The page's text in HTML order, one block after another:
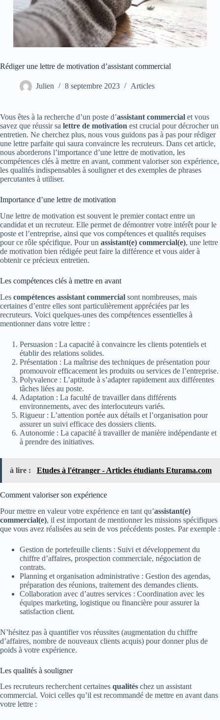
Rédiger une lettre de motivation d’assistant commercial
Julien 8 septembre 2023 Articles
Vous êtes à la recherche d’un poste d’assistant commercial et vous
savez que réussir sa lettre de motivation est crucial pour décrocher un
entretien. Ne cherchez plus, nous vous guidons pas à pas pour rédiger
une lettre parfaite qui saura convaincre les recruteurs. Dans cet article,
nous aborderons l’importance d’une lettre de motivation, les
compétences clés à mettre en avant, comment valoriser son expérience,
les qualités indispensables à souligner et des exemples de phrases
percutantes à utiliser.
Importance d’une lettre de motivation
Une lettre de motivation est souvent le premier contact entre un
candidat et un recruteur. Elle permet de démontrer votre intérêt pour le
poste et l’entreprise, ainsi que vos compétences et qualités requises
pour ce rôle spécifique. Pour un assistant(e) commercial(e), une lettre
de motivation bien rédigée peut faire la différence et vous aider à
obtenir ce précieux entretien.
Les compétences clés à mettre en avant
Les compétences assistant commercial sont nombreuses, mais
certaines d’entre elles sont particulièrement appréciées par les
recruteurs. Voici quelques-unes des compétences essentielles à
mentionner dans votre lettre :
Persuasion : La capacité à convaincre les clients potentiels et
établir des relations solides.
Présentation : La maîtrise des techniques de présentation pour
promouvoir efficacement les produits ou services de l’entreprise.
Polyvalence : L’aptitude à s’adapter rapidement aux différentes
tâches liées au poste.
Adaptation : La faculté de travailler dans différents
environnements, avec des interlocuteurs variés.
Rigueur : L’attention portée aux détails et l’organisation pour
assurer un suivi efficace des dossiers clients.
Autonomie : La capacité à travailler de manière indépendante et
à prendre des initiatives.
à lire : Etudes à l'étranger - Articles étudiants Eturama.com
Comment valoriser son expérience
Pour mettre en valeur votre expérience en tant qu’assistant(e)
commercial(e), il est important de mentionner les missions spécifiques
que vous avez réalisées au sein de vos précédents postes. Par exemple :
Gestion de portefeuille clients : Suivi et développement du
chiffre d’affaires, prospection commerciale, négociation de
contrats.
Planning et organisation administrative : Gestion des agendas,
préparation des réunions, traitement des demandes clients.
Collaboration avec d’autres services : Coordination avec les
équipes marketing, logistique ou financière pour assurer la
satisfaction client.
N’hésitez pas à quantifier vos réussites (augmentation du chiffre
d’affaires, nombre de nouveaux clients acquis) pour donner plus de
poids à votre expérience.
Les qualités à souligner
Les recruteurs recherchent certaines qualités chez un assistant
commercial. Voici celles qu’il est recommandé de mettre en avant dans
votre lettre :